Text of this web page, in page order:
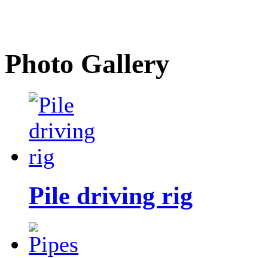
Photo Gallery
Pile driving rig